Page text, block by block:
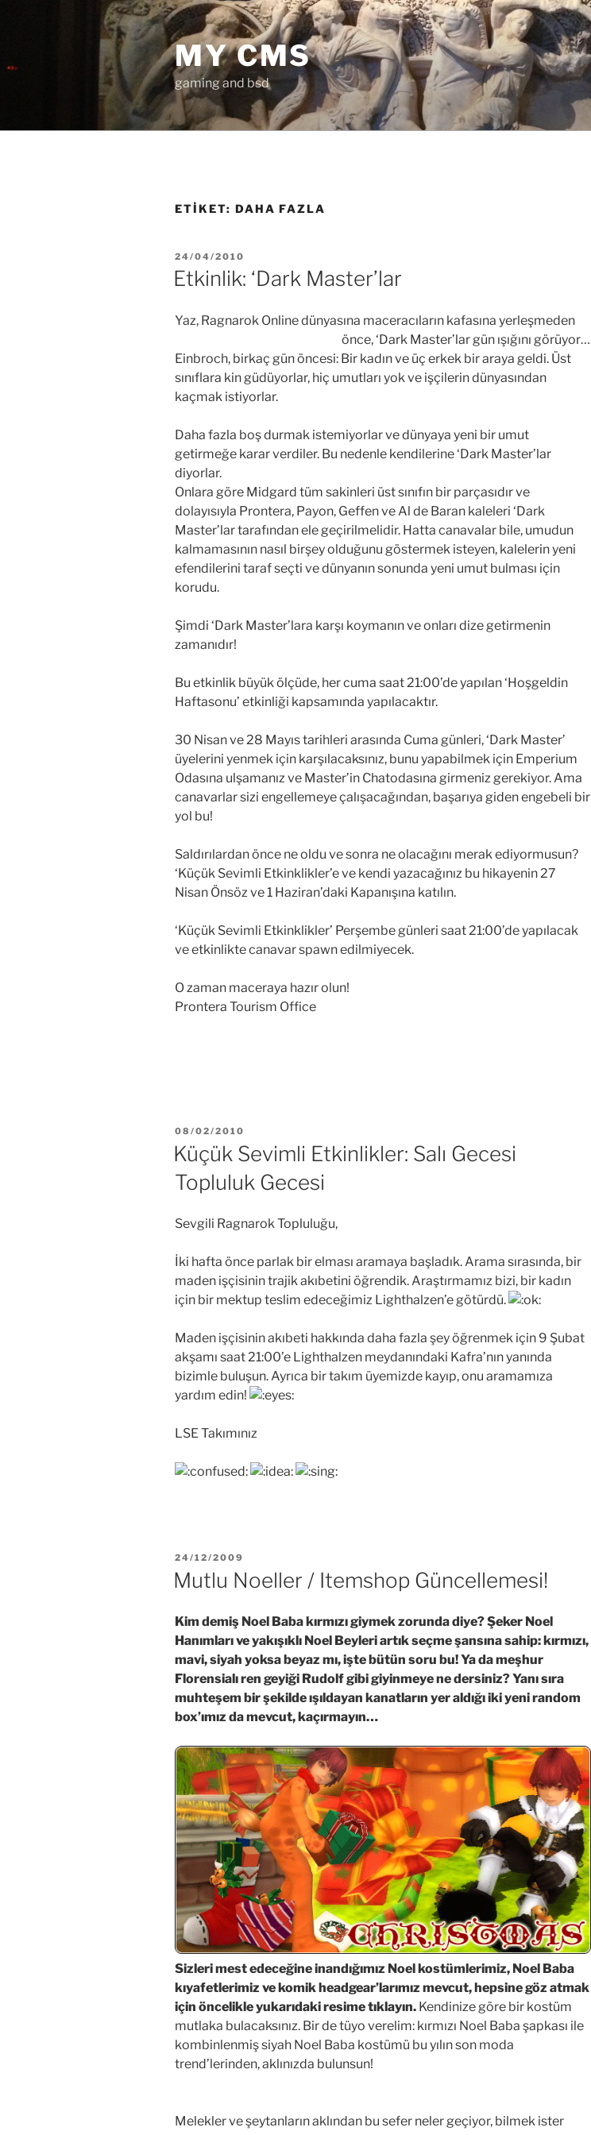
MY CMS
gaming and bsd
ETIKET: DAHA FAZLA
YAYIM
TARIHI
24/04/2010
Etkinlik: ‘Dark Master’lar
Yaz, Ragnarok Online dünyasına maceracıların kafasına yerleşmeden
önce, ‘Dark Master’lar gün ışığını görüyor…
Einbroch, birkaç gün öncesi: Bir kadın ve üç erkek bir araya geldi. Üst
sınıflara kin güdüyorlar, hiç umutları yok ve işçilerin dünyasından
kaçmak istiyorlar.
Daha fazla boş durmak istemiyorlar ve dünyaya yeni bir umut
getirmeğe karar verdiler. Bu nedenle kendilerine ‘Dark Master’lar
diyorlar.
Onlara göre Midgard tüm sakinleri üst sınıfın bir parçasıdır ve
dolayısıyla Prontera, Payon, Geffen ve Al de Baran kaleleri ‘Dark
Master’lar tarafından ele geçirilmelidir. Hatta canavalar bile, umudun
kalmamasının nasıl birşey olduğunu göstermek isteyen, kalelerin yeni
efendilerini taraf seçti ve dünyanın sonunda yeni umut bulması için
korudu.
Şimdi ‘Dark Master’lara karşı koymanın ve onları dize getirmenin
zamanıdır!
Bu etkinlik büyük ölçüde, her cuma saat 21:00’de yapılan ‘Hoşgeldin
Haftasonu’ etkinliği kapsamında yapılacaktır.
30 Nisan ve 28 Mayıs tarihleri arasında Cuma günleri, ‘Dark Master’
üyelerini yenmek için karşılacaksınız, bunu yapabilmek için Emperium
Odasına ulşamanız ve Master’in Chatodasına girmeniz gerekiyor. Ama
canavarlar sizi engellemeye çalışacağından, başarıya giden engebeli bir
yol bu!
Saldırılardan önce ne oldu ve sonra ne olacağını merak ediyormusun?
‘Küçük Sevimli Etkinklikler’e ve kendi yazacağınız bu hikayenin 27
Nisan Önsöz ve 1 Haziran’daki Kapanışına katılın.
‘Küçük Sevimli Etkinklikler’ Perşembe günleri saat 21:00’de yapılacak
ve etkinlikte canavar spawn edilmiyecek.
O zaman maceraya hazır olun!
Prontera Tourism Office
YAYIM
08/02/2010
Küçük Sevimli Etkinlikler: Salı Gecesi
Topluluk Gecesi
Sevgili Ragnarok Topluluğu,
İki hafta önce parlak bir elması aramaya başladık. Arama sırasında, bir
maden işçisinin trajik akıbetini öğrendik. Araştırmamız bizi, bir kadın
için bir mektup teslim edeceğimiz Lighthalzen’e götürdü.
Maden işçisinin akıbeti hakkında daha fazla şey öğrenmek için 9 Şubat
akşamı saat 21:00’e Lighthalzen meydanındaki Kafra’nın yanında
bizimle buluşun. Ayrıca bir takım üyemizde kayıp, onu aramamıza
yardım edin!
LSE Takımınız
YAYIM
TARIHI
24/12/2009
Mutlu Noeller / Itemshop Güncellemesi!
Kim demiş Noel Baba kırmızı giymek zorunda diye? Şeker Noel
Hanımları ve yakışıklı Noel Beyleri artık seçme şansına sahip: kırmızı,
mavi, siyah yoksa beyaz mı, işte bütün soru bu! Ya da meşhur
Florensialı ren geyiği Rudolf gibi giyinmeye ne dersiniz? Yanı sıra
muhteşem bir şekilde ışıldayan kanatların yer aldığı iki yeni random
box’ımız da mevcut, kaçırmayın…
Sizleri mest edeceğine inandığımız Noel kostümlerimiz, Noel Baba
kıyafetlerimiz ve komik headgear’larımız mevcut, hepsine göz atmak
için öncelikle yukarıdaki resime tıklayın. Kendinize göre bir kostüm
mutlaka bulacaksınız. Bir de tüyo verelim: kırmızı Noel Baba şapkası ile
kombinlenmiş siyah Noel Baba kostümü bu yılın son moda
trend’lerinden, aklınızda bulunsun!
Melekler ve şeytanların aklından bu sefer neler geçiyor, bilmek ister